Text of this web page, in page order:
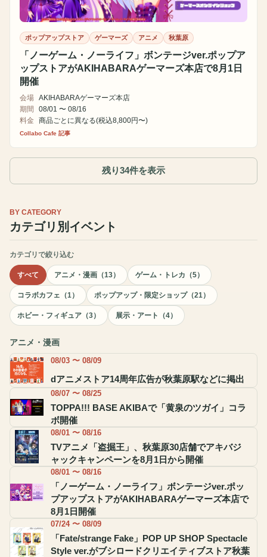
ポップアップストア ゲーマーズ アニメ 秋葉原
「ノーゲーム・ノーライフ」ボンテージver.ポップア
ップストアがAKIHABARAゲーマーズ本店で8月1日
開催
会場 AKIHABARAゲーマーズ本店
期間
08/01 〜 08/16
料金
商品ごとに異なる(税込8,800円〜)
Collabo Cafe 記事
残り34件を表示
BY CATEGORY
カテゴリ別イベント
カテゴリで絞り込む
すべて アニメ・漫画（13） ゲーム・トレカ（5）
コラボカフェ（1） ポップアップ・限定ショップ（21）
ホビー・フィギュア（3） 展示・アート（4）
アニメ・漫画
08/03 〜 08/09
dアニメストア14周年広告が秋葉原駅などに掲出
08/07 〜 08/25
TOPPA!!! BASE AKIBAで「黄泉のツガイ」コラ
ボ開催
08/01 〜 08/16
TVアニメ「盗掘王」、秋葉原30店舗でアキバジ
ャックキャンペーンを8月1日から開催
08/01 〜 08/16
「ノーゲーム・ノーライフ」ボンテージver.ポッ
プアップストアがAKIHABARAゲーマーズ本店で
8月1日開催
07/24 〜 08/09
「Fate/strange Fake」POP UP SHOP Spectacle
Style ver.がブシロードクリエイティブストア秋葉